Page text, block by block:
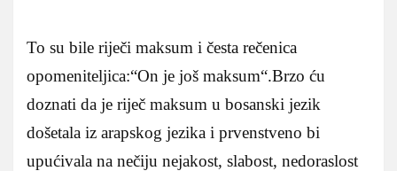
To su bile riječi maksum i česta rečenica
opomeniteljica:“On je još maksum“.Brzo ću
doznati da je riječ maksum u bosanski jezik
došetala iz arapskog jezika i prvenstveno bi
upućivala na nečiju nejakost, slabost, nedoraslost